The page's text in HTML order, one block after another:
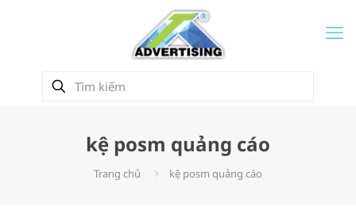
kệ posm quảng cáo
Trang chủ kệ posm quảng cáo